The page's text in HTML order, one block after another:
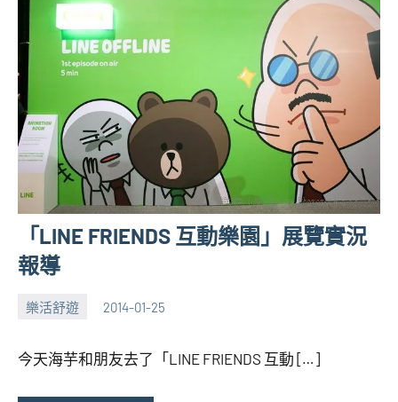
「LINE FRIENDS 互動樂園」展覽實況
報導
樂活舒遊 2014-01-25
張
芋
No
今天海芋和朋友去了「LINE FRIENDS 互動 […]